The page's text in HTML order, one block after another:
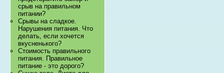
срыв на правильном
питании?
Срывы на сладкое.
Нарушения питания. Что
делать, если хочется
вкусненького?
Стоимость правильного
питания. Правильное
питание - это дорого?